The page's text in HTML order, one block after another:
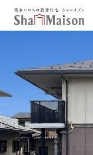
新着メール設定
北海道
中部